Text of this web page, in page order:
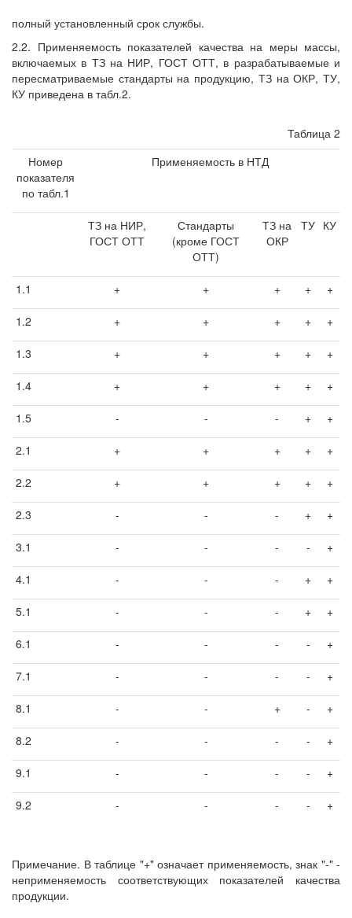
полный установленный срок службы.
2.2. Применяемость показателей качества на меры массы,
включаемых в ТЗ на НИР, ГОСТ ОТТ, в разрабатываемые и
пересматриваемые стандарты на продукцию, ТЗ на ОКР, ТУ,
КУ приведена в табл.2.
Таблица 2
Номер
показателя
по табл.1
Применяемость в НТД
ТЗ на НИР,
ГОСТ ОТТ
Стандарты
(кроме ГОСТ
ОТТ)
ТЗ на
ОКР
ТУ КУ
1.1 + + + + +
1.2 + + + + +
1.3 + + + + +
1.4 + + + + +
1.5 - - - + +
2.1 + + + + +
2.2 + + + + +
2.3 - - - + +
3.1 - - - - +
4.1 - - - + +
5.1 - - - + +
6.1 - - - - +
7.1 - - - - +
8.1 - - + - +
8.2 - - - - +
9.1 - - - - +
9.2 - - - - +
Примечание. В таблице "+" означает применяемость, знак "-" -
неприменяемость соответствующих показателей качества
продукции.